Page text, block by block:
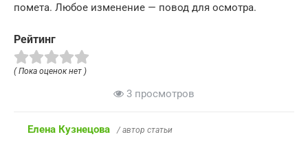
помета. Любое изменение — повод для осмотра.
Рейтинг
( Пока оценок нет )
3 просмотров
Елена Кузнецова / автор статьи